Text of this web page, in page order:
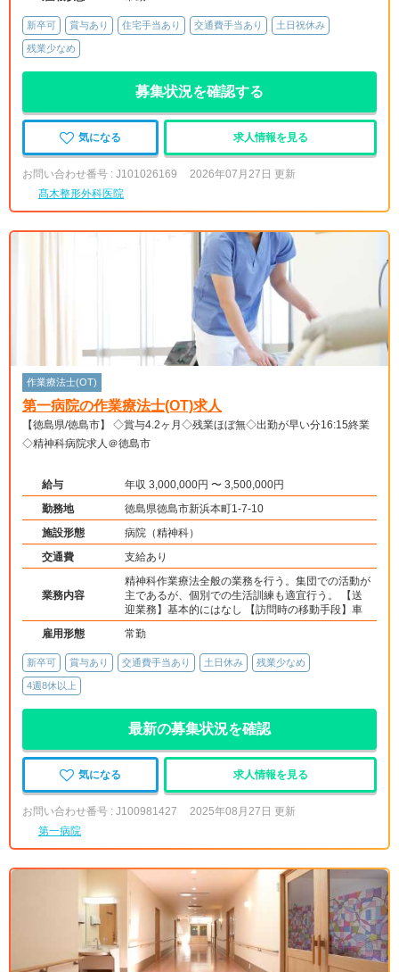
新卒可 賞与あり 住宅手当あり 交通費手当あり 土日祝休み
残業少なめ
募集状況を確認する
気になる 求人情報を見る
お問い合わせ番号 : J101026169
2026年07月27日 更新
髙木整形外科医院
作業療法士(OT)
第一病院の作業療法士(OT)求人
【徳島県/徳島市】 ◇賞与4.2ヶ月◇残業ほぼ無◇出勤が早い分16:15終業
◇精神科病院求人＠徳島市
給与
年収 3,000,000円 〜 3,500,000円
勤務地
徳島県徳島市新浜本町1-7-10
施設形態
病院（精神科）
交通費
支給あり
業務内容
精神科作業療法全般の業務を行う。集団での活動が
主であるが、個別での生活訓練も適宜行う。 【送
迎業務】基本的にはなし 【訪問時の移動手段】車
雇用形態
常勤
新卒可 賞与あり 交通費手当あり 土日休み 残業少なめ
4週8休以上
最新の募集状況を確認
気になる 求人情報を見る
お問い合わせ番号 : J100981427
2025年08月27日 更新
第一病院